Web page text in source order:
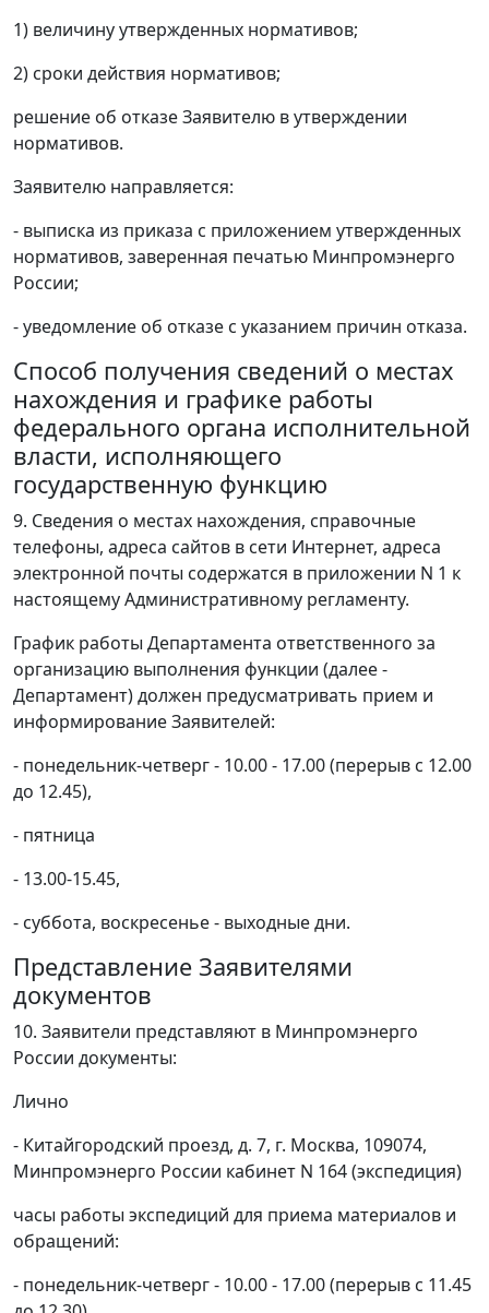
1) величину утвержденных нормативов;
2) сроки действия нормативов;
решение об отказе Заявителю в утверждении
нормативов.
Заявителю направляется:
- выписка из приказа с приложением утвержденных
нормативов, заверенная печатью Минпромэнерго
России;
- уведомление об отказе с указанием причин отказа.
Способ получения сведений о местах
нахождения и графике работы
федерального органа исполнительной
власти, исполняющего
государственную функцию
9. Сведения о местах нахождения, справочные
телефоны, адреса сайтов в сети Интернет, адреса
электронной почты содержатся в приложении N 1 к
настоящему Административному регламенту.
График работы Департамента ответственного за
организацию выполнения функции (далее -
Департамент) должен предусматривать прием и
информирование Заявителей:
- понедельник-четверг - 10.00 - 17.00 (перерыв с 12.00
до 12.45),
- пятница
- 13.00-15.45,
- суббота, воскресенье - выходные дни.
Представление Заявителями
документов
10. Заявители представляют в Минпромэнерго
России документы:
Лично
- Китайгородский проезд, д. 7, г. Москва, 109074,
Минпромэнерго России кабинет N 164 (экспедиция)
часы работы экспедиций для приема материалов и
обращений:
- понедельник-четверг - 10.00 - 17.00 (перерыв с 11.45